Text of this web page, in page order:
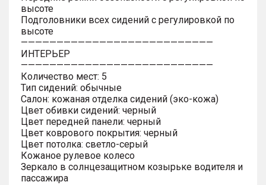
высоте
Подголовники всех сидений с регулировкой по
высоте
———————————————————————————
ИНТЕРЬЕР
———————————————————————————
Количество мест: 5
Тип сидений: обычные
Салон: кожаная отделка сидений (эко-кожа)
Цвет обивки сидений: черный
Цвет передней панели: черный
Цвет коврового покрытия: черный
Цвет потолка: светло-серый
Кожаное рулевое колесо
Зеркало в солнцезащитном козырьке водителя и
пассажира